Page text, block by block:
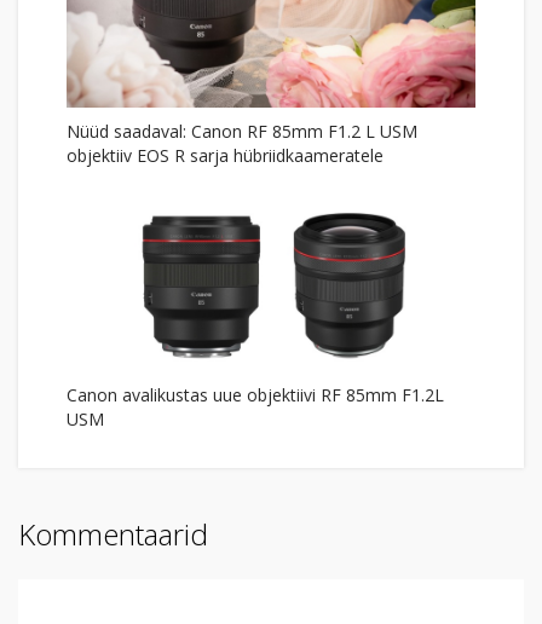
Nüüd saadaval: Canon RF 85mm F1.2 L USM
objektiiv EOS R sarja hübriidkaameratele
Canon avalikustas uue objektiivi RF 85mm F1.2L
USM
Kommentaarid